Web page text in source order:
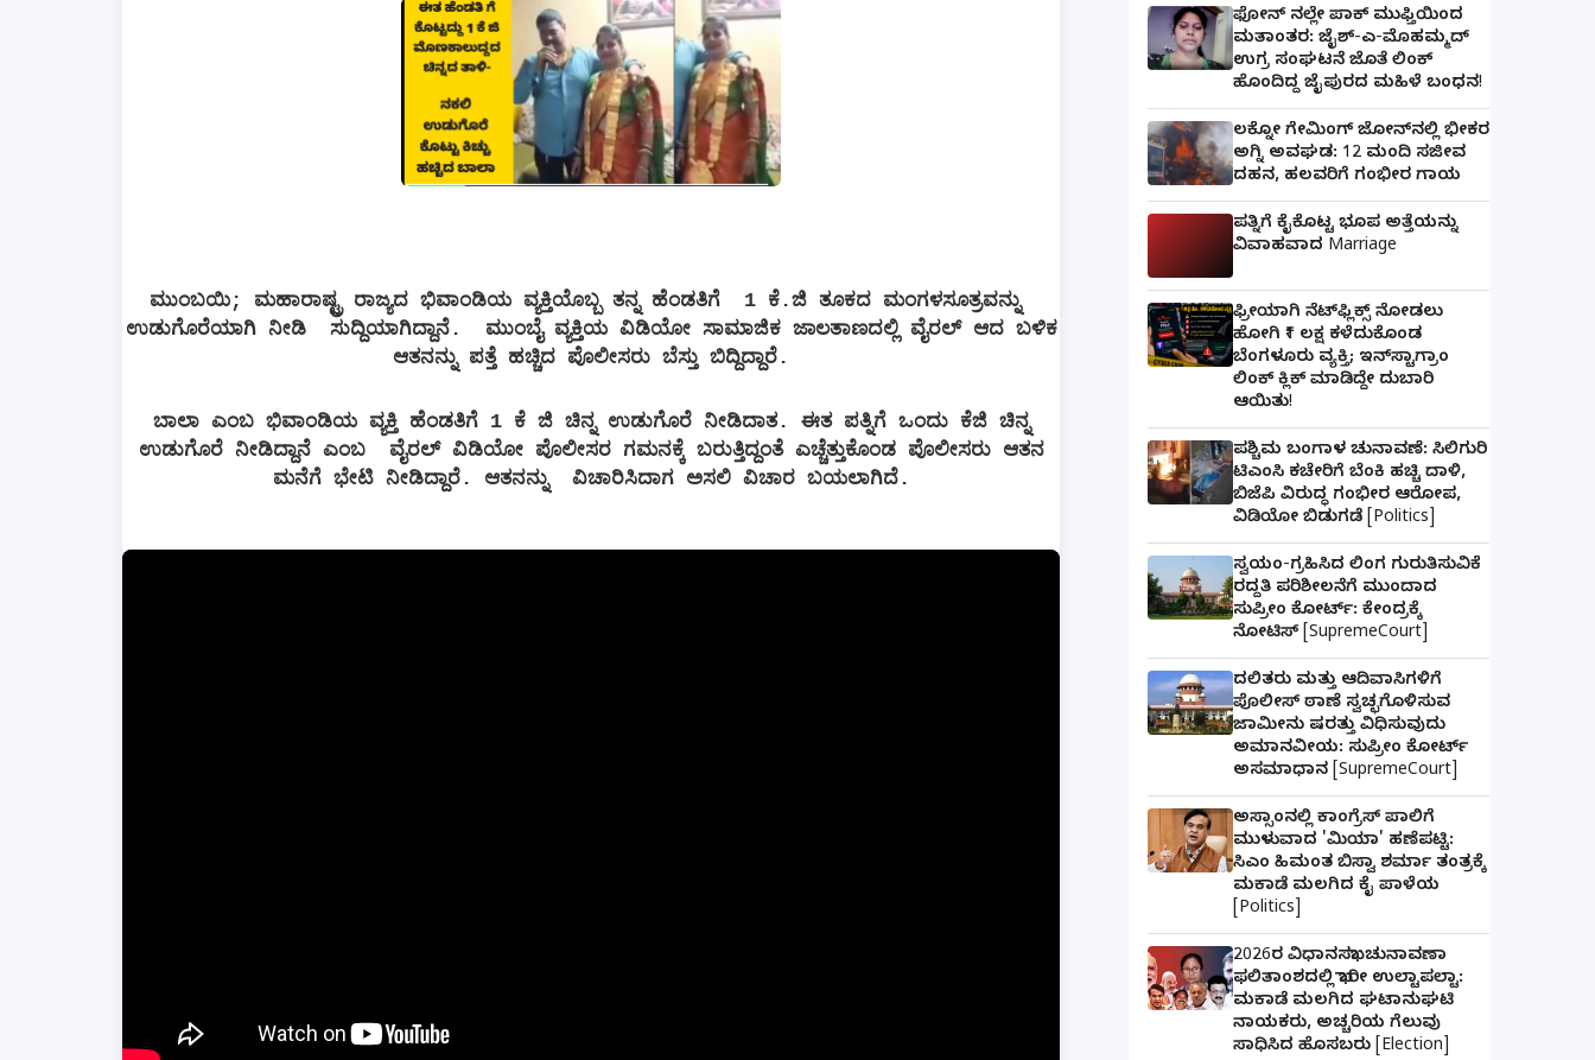
ಮುಂಬಯಿ; ಮಹಾರಾಷ್ಟ್ರ ರಾಜ್ಯದ ಭಿವಾಂಡಿಯ ವ್ಯಕ್ತಿಯೊಬ್ಬ ತನ್ನ ಹೆಂಡತಿಗೆ 1 ಕೆ.ಜಿ ತೂಕದ ಮಂಗಳಸೂತ್ರವನ್ನು
ಉಡುಗೊರೆಯಾಗಿ ನೀಡಿ ಸುದ್ದಿಯಾಗಿದ್ದಾನೆ. ಮುಂಬೈ ವ್ಯಕ್ತಿಯ ವಿಡಿಯೋ ಸಾಮಾಜಿಕ ಜಾಲತಾಣದಲ್ಲಿ ವೈರಲ್​ ಆದ ಬಳಿಕ
ಆತನನ್ನು ಪತ್ತೆ ಹಚ್ಚಿದ ಪೊಲೀಸರು ಬೆಸ್ತು ಬಿದ್ದಿದ್ದಾರೆ.
ಬಾಲಾ ಎಂಬ ಭಿವಾಂಡಿಯ ವ್ಯಕ್ತಿ ಹೆಂಡತಿಗೆ 1 ಕೆ ಜಿ ಚಿನ್ನ ಉಡುಗೊರೆ ನೀಡಿದಾತ. ಈತ ಪತ್ನಿಗೆ ಒಂದು ಕೆಜಿ ಚಿನ್ನ
ಉಡುಗೊರೆ ನೀಡಿದ್ದಾನೆ ಎಂಬ ವೈರಲ್​ ವಿಡಿಯೋ ಪೊಲೀಸರ ಗಮನಕ್ಕೆ ಬರುತ್ತಿದ್ದಂತೆ ಎಚ್ಚೆತ್ತುಕೊಂಡ ಪೊಲೀಸರು ಆತನ
ಮನೆಗೆ ಭೇಟಿ ನೀಡಿದ್ದಾರೆ. ಆತನನ್ನು ವಿಚಾರಿಸಿದಾಗ ಅಸಲಿ ವಿಚಾರ ಬಯಲಾಗಿದೆ.
ಫೋನ್ ನಲ್ಲೇ ಪಾಕ್ ಮುಫ್ತಿಯಿಂದ
ಮತಾಂತರ: ಜೈಶ್-ಎ-ಮೊಹಮ್ಮದ್
ಉಗ್ರ ಸಂಘಟನೆ ಜೊತೆ ಲಿಂಕ್
ಹೊಂದಿದ್ದ ಜೈಪುರದ ಮಹಿಳೆ ಬಂಧನ!
ಲಕ್ನೋ ಗೇಮಿಂಗ್ ಜೋನ್‌ನಲ್ಲಿ ಭೀಕರ
ಅಗ್ನಿ ಅವಘಡ: 12 ಮಂದಿ ಸಜೀವ
ದಹನ, ಹಲವರಿಗೆ ಗಂಭೀರ ಗಾಯ
ಪತ್ನಿಗೆ ಕೈಕೊಟ್ಟ ಭೂಪ ಅತ್ತೆಯನ್ನು
ವಿವಾಹವಾದ Marriage
ಫ್ರೀಯಾಗಿ ನೆಟ್‌ಫ್ಲಿಕ್ಸ್ ನೋಡಲು
ಹೋಗಿ ₹1 ಲಕ್ಷ ಕಳೆದುಕೊಂಡ
ಬೆಂಗಳೂರು ವ್ಯಕ್ತಿ; ಇನ್‌ಸ್ಟಾಗ್ರಾಂ
ಲಿಂಕ್ ಕ್ಲಿಕ್ ಮಾಡಿದ್ದೇ ದುಬಾರಿ
ಆಯಿತು!
ಪಶ್ಚಿಮ ಬಂಗಾಳ ಚುನಾವಣೆ: ಸಿಲಿಗುರಿ
ಟಿಎಂಸಿ ಕಚೇರಿಗೆ ಬೆಂಕಿ ಹಚ್ಚಿ ದಾಳಿ,
ಬಿಜೆಪಿ ವಿರುದ್ಧ ಗಂಭೀರ ಆರೋಪ,
ವಿಡಿಯೋ ಬಿಡುಗಡೆ [Politics]
ಸ್ವಯಂ-ಗ್ರಹಿಸಿದ ಲಿಂಗ ಗುರುತಿಸುವಿಕೆ
ರದ್ದತಿ ಪರಿಶೀಲನೆಗೆ ಮುಂದಾದ
ಸುಪ್ರೀಂ ಕೋರ್ಟ್: ಕೇಂದ್ರಕ್ಕೆ
ನೋಟಿಸ್ [SupremeCourt]
ದಲಿತರು ಮತ್ತು ಆದಿವಾಸಿಗಳಿಗೆ
ಪೊಲೀಸ್ ಠಾಣೆ ಸ್ವಚ್ಛಗೊಳಿಸುವ
ಜಾಮೀನು ಷರತ್ತು ವಿಧಿಸುವುದು
ಅಮಾನವೀಯ: ಸುಪ್ರೀಂ ಕೋರ್ಟ್
ಅಸಮಾಧಾನ [SupremeCourt]
ಅಸ್ಸಾಂನಲ್ಲಿ ಕಾಂಗ್ರೆಸ್ ಪಾಲಿಗೆ
ಮುಳುವಾದ 'ಮಿಯಾ' ಹಣೆಪಟ್ಟಿ:
ಸಿಎಂ ಹಿಮಂತ ಬಿಸ್ವಾ ಶರ್ಮಾ ತಂತ್ರಕ್ಕೆ
ಮಕಾಡೆ ಮಲಗಿದ ಕೈ ಪಾಳೆಯ
[Politics]
2026ರ ವಿಧಾನಸಭಾ ಚುನಾವಣಾ
ಫಲಿತಾಂಶದಲ್ಲಿ ಭಾರೀ ಉಲ್ಟಾಪಲ್ಟಾ:
ಮಕಾಡೆ ಮಲಗಿದ ಘಟಾನುಘಟಿ
ನಾಯಕರು, ಅಚ್ಚರಿಯ ಗೆಲುವು
ಸಾಧಿಸಿದ ಹೊಸಬರು [Election]